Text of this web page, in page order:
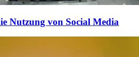
Nutzung von Social Media